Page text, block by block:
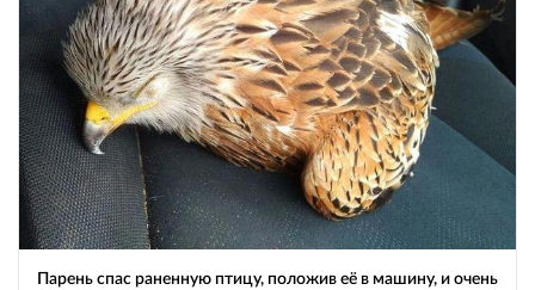
Парень спас раненную птицу, положив её в машину, и очень